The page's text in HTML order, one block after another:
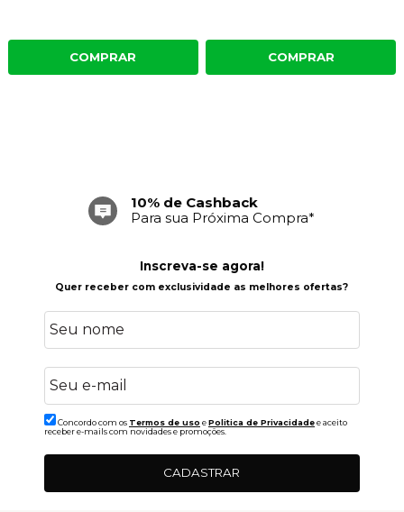
COMPRAR COMPRAR
10% de Cashback
Para sua Próxima Compra*
Inscreva-se agora!
Quer receber com exclusividade as melhores ofertas?
Concordo com os Termos de uso ePolitica de Privacidadee aceito
receber e-mails com novidades e promoções.
CADASTRAR